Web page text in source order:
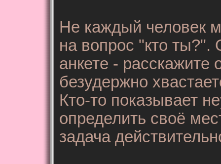
Не каждый человек
на вопрос "кто
анкете - расскажите
безудержно
Кто-то показывает
определить своё
задача